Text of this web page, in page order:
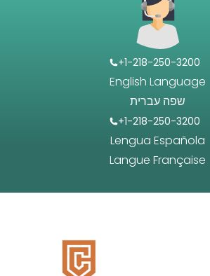
+1-218-250-3200
English Language
שפה עברית
+1-218-250-3200
Lengua Española
Langue Française